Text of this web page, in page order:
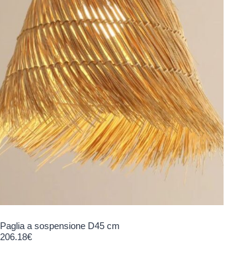
Paglia a sospensione D45 cm
206.18€